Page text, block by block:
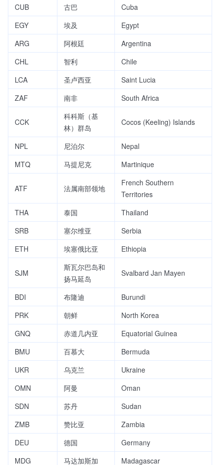
CUB
古巴
Cuba
EGY
埃及
Egypt
ARG
阿根廷
Argentina
CHL
智利
Chile
LCA
圣卢西亚
Saint Lucia
ZAF
南非 South Africa
CCK
科科斯（基
林）群岛
Cocos (Keeling) Islands
NPL 尼泊尔
Nepal
MTQ
马提尼克 Martinique
ATF 法属南部领地
French Southern
Territories
THA
泰国
Thailand
SRB
塞尔维亚
Serbia
ETH
埃塞俄比亚 Ethiopia
SJM
斯瓦尔巴岛和
扬马延岛
Svalbard Jan Mayen
BDI 布隆迪
Burundi
PRK
朝鲜
North Korea
GNQ
赤道几内亚
Equatorial Guinea
BMU
百慕大
Bermuda
UKR
乌克兰
Ukraine
OMN
阿曼
Oman
SDN
苏丹
Sudan
ZMB
赞比亚
Zambia
DEU
德国
Germany
MDG
马达加斯加
Madagascar